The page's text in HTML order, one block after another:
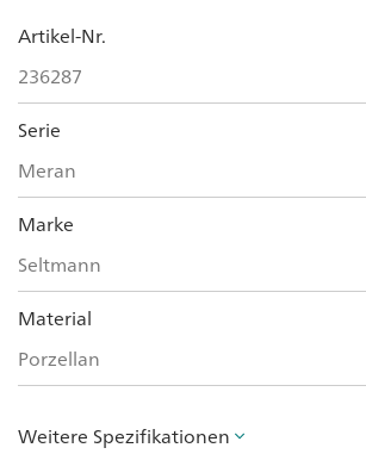
Artikel-Nr.
236287
Serie
Meran
Marke
Seltmann
Material
Porzellan
Weitere Spezifikationen